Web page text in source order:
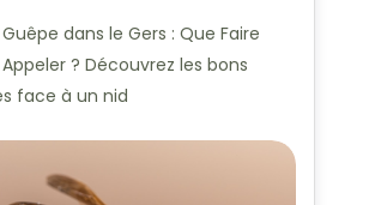
dans le Gers : Que Faire
? Découvrez les bons
face à un nid